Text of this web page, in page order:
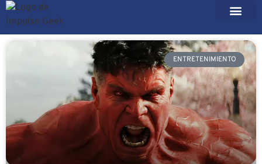
ENTRETENIMIENTO